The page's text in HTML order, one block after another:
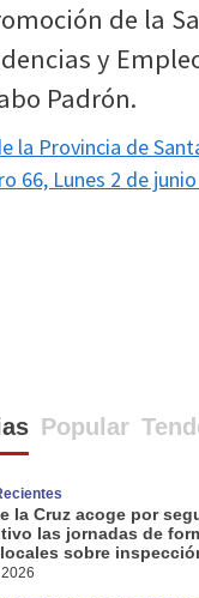
de la
y
Padrón.
la Provincia de
66, Lunes 2 de
Popular
la Cruz acoge por
las jornadas de
sobre